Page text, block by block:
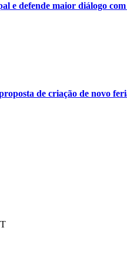
e defende maior diálogo com
de criação de novo